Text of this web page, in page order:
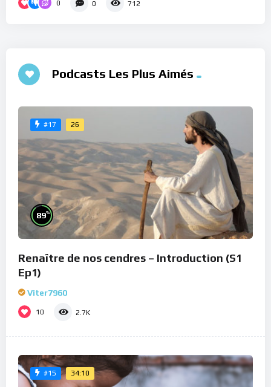
0 0 712
Podcasts Les Plus Aimés
#17 26
89%
Renaître de nos cendres – Introduction (S1
Ep1)
Viter7960
10 2.7K
#15 34:10